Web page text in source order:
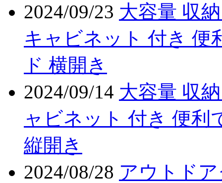
2024/09/23 大容量 収
キャビネット 付き 便
ド 横開き
2024/09/14 大容量 収
ャビネット 付き 便利
縦開き
2024/08/28 アウトド